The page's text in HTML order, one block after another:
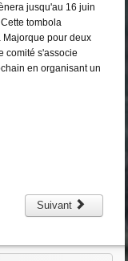
jusqu'au 16 juin
tombola
Majorque pour deux
comité s'associe
en organisant un
Suivant